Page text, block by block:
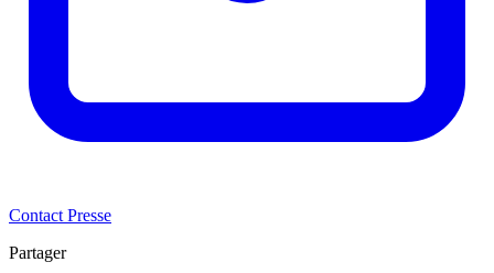
Contact Presse
Partager